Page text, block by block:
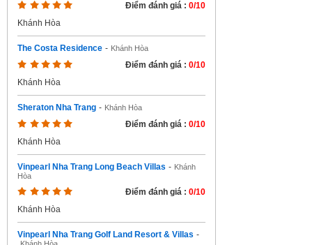
Điểm đánh giá : 0/10
Khánh Hòa
The Costa Residence - Khánh Hòa
Điểm đánh giá : 0/10
Khánh Hòa
Sheraton Nha Trang - Khánh Hòa
Điểm đánh giá : 0/10
Khánh Hòa
Vinpearl Nha Trang Long Beach Villas - Khánh
Hòa
Điểm đánh giá : 0/10
Khánh Hòa
Vinpearl Nha Trang Golf Land Resort & Villas -